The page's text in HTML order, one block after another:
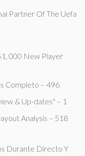
Partner Of The Uefa
000 New Player
Completo – 496
& Up-dates" – 1
Analysis – 518
Durante Directo Y